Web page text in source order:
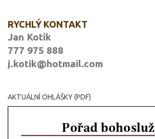
RYCHLÝ KONTAKT
Jan Kotík
777 975 888
j.kotik@hotmail.com
AKTUÁLNÍ OHLÁŠKY (PDF)